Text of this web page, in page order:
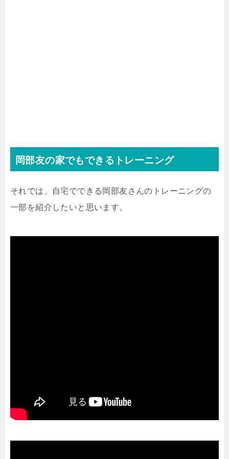
岡部友の家でもできるトレーニング
それでは、自宅でできる岡部友さんのトレーニングの
一部を紹介したいと思います。